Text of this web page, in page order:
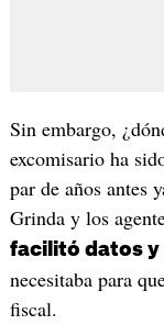
Sin embargo,
excomisario ha
par de años antes
Grinda y los
facilitó datos y
necesitaba para
fiscal.